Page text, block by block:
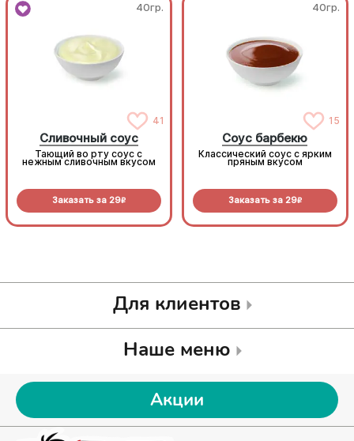
40гр.
41
Сливочный соус
Тающий во рту соус с
нежным сливочным вкусом
Заказать за 29R
40гр.
15
Соус барбекю
Классический соус с ярким
пряным вкусом
Заказать за 29R
Для клиентов
Наше меню
Акции